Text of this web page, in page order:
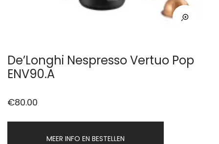
De’Longhi Nespresso Vertuo Pop
ENV90.A
€80.00
MEER INFO EN BESTELLEN